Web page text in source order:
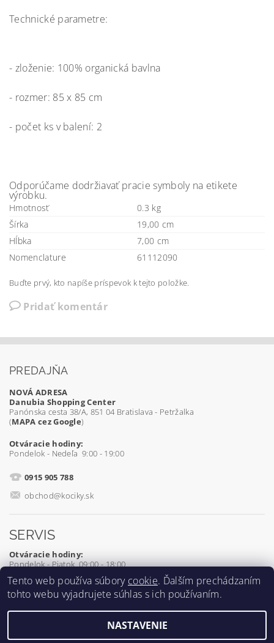
Technické parametre:
- zloženie: 100% organická bavlna
- rozmer: 85 x 85 cm
- počet ks v balení: 2
Odporúčame dodržiavať pracie symboly na etikete
výrobku.
Hmotnosť
0.3 kg
Šírka
19,00 cm
Hĺbka
7,00 cm
Nomenclature
61112090
Buďte prvý, kto napíše príspevok k tejto položke.
Pridať komentár
PREDAJŇA
NOVÁ ADRESA
Danubia Shopping Center
Panónska cesta 38/A, 851 04 Bratislava - Petržalka
(MAPA cez Google)
Otváracie hodiny:
Pondelok - Nedeľa 9:00 - 19:00
0915 905 788
obchod@kociky.sk
SERVIS
Otváracie hodiny:
Pondelok - Piatok 09:00 - 18:00
0905 539 927
2026 ©Kociky.sk, všetky práva vyhradené
Tento web používa súbory cookie. Ďalším prechádzaním
tohto webu vyjadrujete súhlas s ich používaním.
NASTAVENIE